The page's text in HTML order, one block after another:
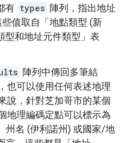
有 types 陣列，指出地址
值取自「地點類型 (新
和地址元件類型」 表
陣列中傳回多筆結
也可以使用任何表述地理
說，針對芝加哥市的某個
地理編碼定點可以標示為
州名 (伊利諾州) 或國家/地